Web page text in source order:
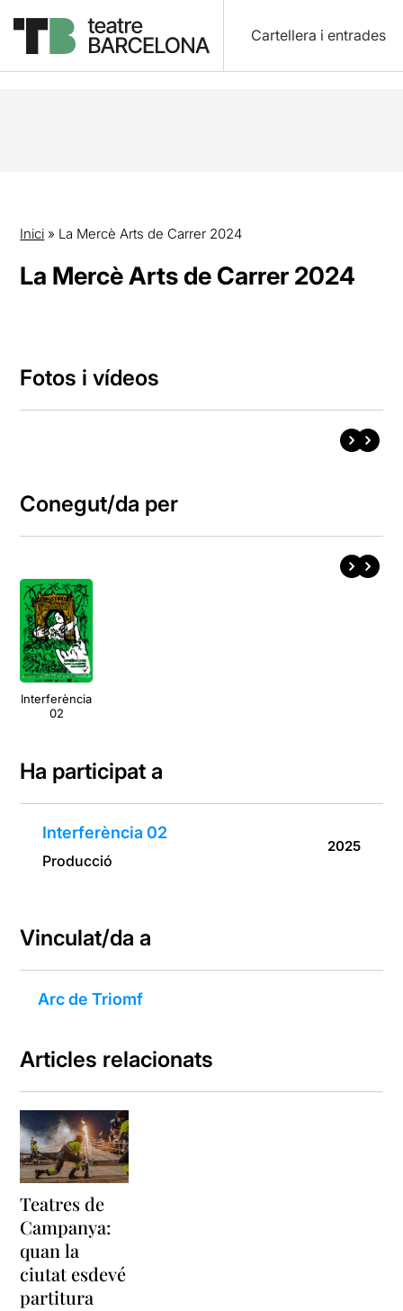
Cartellera i entrades
Inici » La Mercè Arts de Carrer 2024
La Mercè Arts de Carrer 2024
Fotos i vídeos
Conegut/da per
Interferència
02
Ha participat a
Interferència 02
Producció
2025
Vinculat/da a
Arc de Triomf
Articles relacionats
Teatres de
Campanya:
quan la
ciutat esdevé
partitura